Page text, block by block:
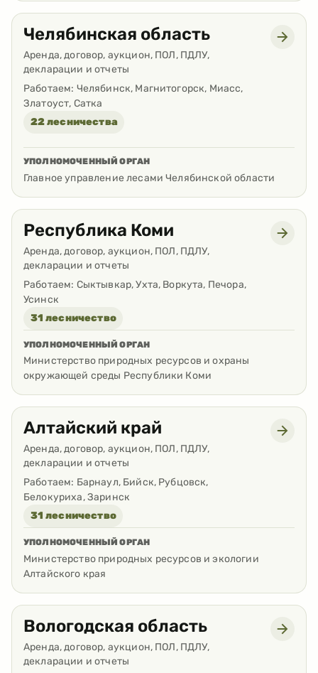
Челябинская область
Аренда, договор, аукцион, ПОЛ, ПДЛУ,
декларации и отчеты
Работаем: Челябинск, Магнитогорск, Миасс,
Златоуст, Сатка
22 лесничества
УПОЛНОМОЧЕННЫЙ ОРГАН
Главное управление лесами Челябинской области
Республика Коми
Аренда, договор, аукцион, ПОЛ, ПДЛУ,
декларации и отчеты
Работаем: Сыктывкар, Ухта, Воркута, Печора,
Усинск
31 лесничество
УПОЛНОМОЧЕННЫЙ ОРГАН
Министерство природных ресурсов и охраны
окружающей среды Республики Коми
Алтайский край
Аренда, договор, аукцион, ПОЛ, ПДЛУ,
декларации и отчеты
Работаем: Барнаул, Бийск, Рубцовск,
Белокуриха, Заринск
31 лесничество
УПОЛНОМОЧЕННЫЙ ОРГАН
Министерство природных ресурсов и экологии
Алтайского края
Вологодская область
Аренда, договор, аукцион, ПОЛ, ПДЛУ,
декларации и отчеты